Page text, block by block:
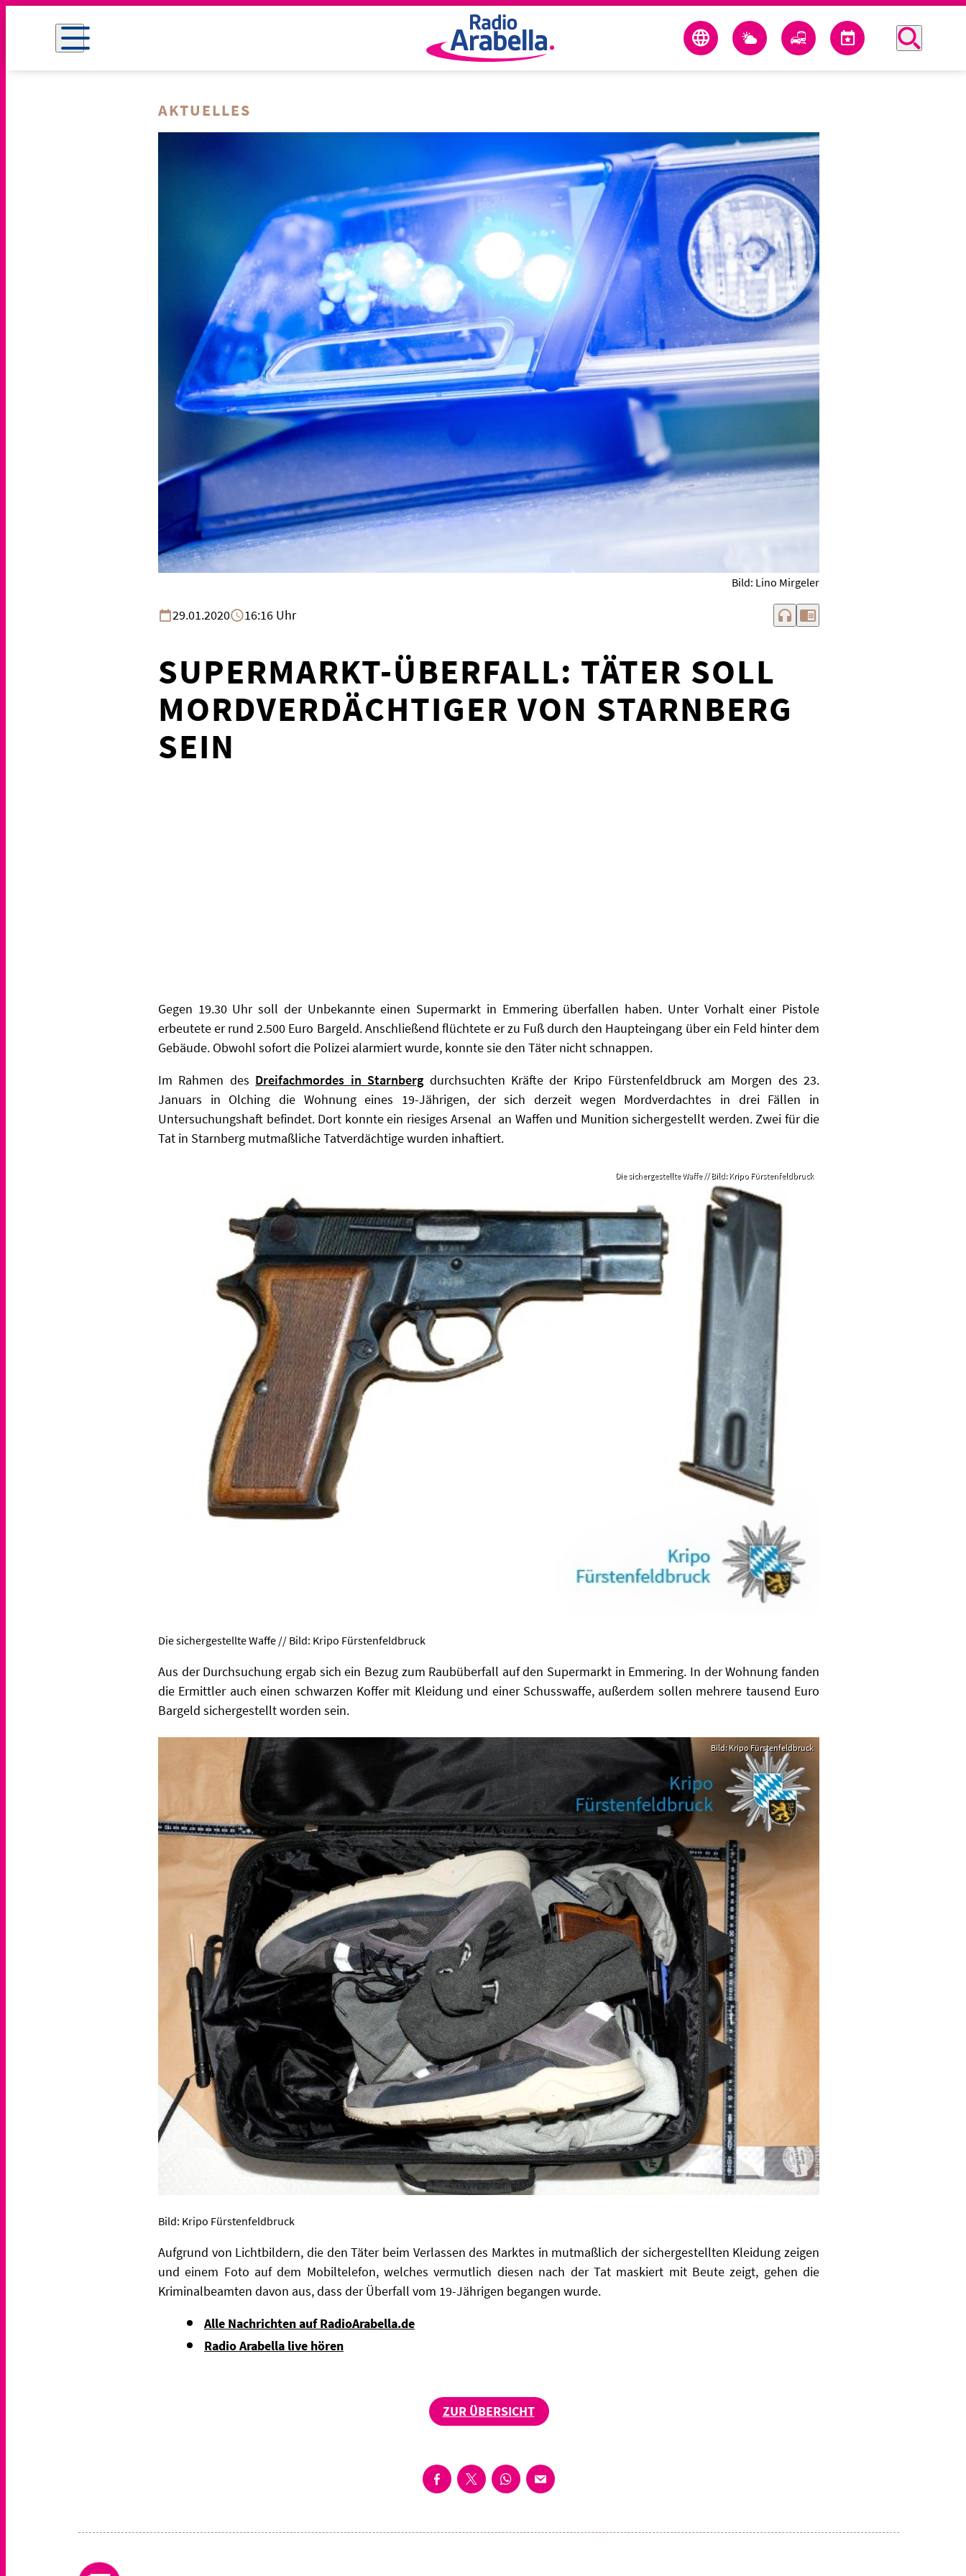
AKTUELLES
Bild: Lino Mirgeler
29.01.2020 16:16 Uhr headphones chrome_reader_mode
SUPERMARKT-ÜBERFALL: TÄTER SOLL
MORDVERDÄCHTIGER VON STARNBERG
SEIN
Gegen 19.30 Uhr soll der Unbekannte einen Supermarkt in Emmering überfallen haben. Unter Vorhalt einer Pistole
erbeutete er rund 2.500 Euro Bargeld. Anschließend flüchtete er zu Fuß durch den Haupteingang über ein Feld hinter dem
Gebäude. Obwohl sofort die Polizei alarmiert wurde, konnte sie den Täter nicht schnappen.
Im Rahmen des Dreifachmordes in Starnberg durchsuchten Kräfte der Kripo Fürstenfeldbruck am Morgen des 23.
Januars in Olching die Wohnung eines 19-Jährigen, der sich derzeit wegen Mordverdachtes in drei Fällen in
Untersuchungshaft befindet. Dort konnte ein riesiges Arsenal an Waffen und Munition sichergestellt werden. Zwei für die
Tat in Starnberg mutmaßliche Tatverdächtige wurden inhaftiert.
Die sichergestellte Waffe // Bild: Kripo Fürstenfeldbruck
Die sichergestellte Waffe // Bild: Kripo Fürstenfeldbruck
Aus der Durchsuchung ergab sich ein Bezug zum Raubüberfall auf den Supermarkt in Emmering. In der Wohnung fanden
die Ermittler auch einen schwarzen Koffer mit Kleidung und einer Schusswaffe, außerdem sollen mehrere tausend Euro
Bargeld sichergestellt worden sein.
Bild: Kripo Fürstenfeldbruck
Bild: Kripo Fürstenfeldbruck
Aufgrund von Lichtbildern, die den Täter beim Verlassen des Marktes in mutmaßlich der sichergestellten Kleidung zeigen
und einem Foto auf dem Mobiltelefon, welches vermutlich diesen nach der Tat maskiert mit Beute zeigt, gehen die
Kriminalbeamten davon aus, dass der Überfall vom 19-Jährigen begangen wurde.
Alle Nachrichten auf RadioArabella.de
Radio Arabella live hören
ZUR ÜBERSICHT